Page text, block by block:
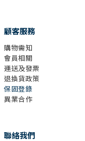
顧客服務
購物需知
會員相關
運送及發票
退換貨政策
保固登錄
異業合作
聯絡我們